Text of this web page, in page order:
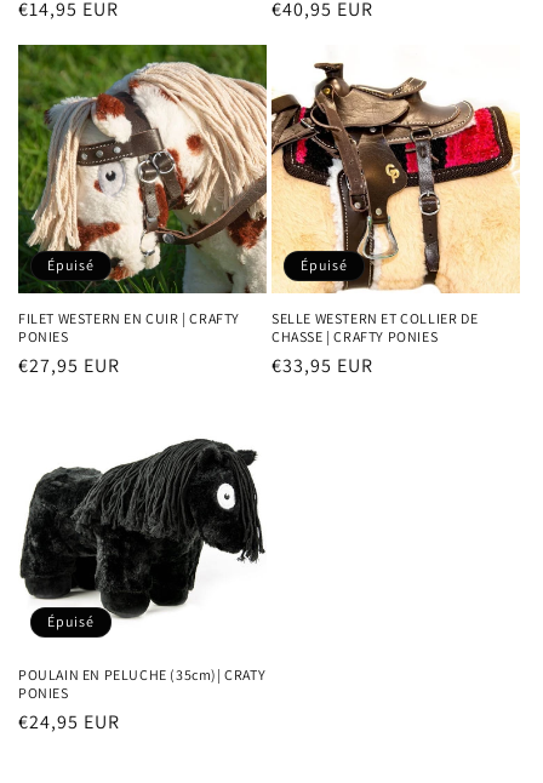
Prix
€14,95 EUR
Prix
€40,95 EUR
Épuisé
FILET WESTERN EN CUIR | CRAFTY
PONIES
Prix
€27,95 EUR
Épuisé
SELLE WESTERN ET COLLIER DE
CHASSE | CRAFTY PONIES
Prix
€33,95 EUR
Épuisé
POULAIN EN PELUCHE (35cm)| CRATY
PONIES
Prix
€24,95 EUR